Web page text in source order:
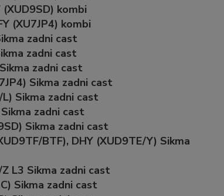
kombi
(XU7JP4) kombi
zadni cast
zadni cast
zadni cast
Sikma zadni cast
Sikma zadni cast
zadni cast
Sikma zadni cast
BTF), DHY (XUD9TE/Y) Sikma
L3 Sikma zadni cast
Sikma zadni cast